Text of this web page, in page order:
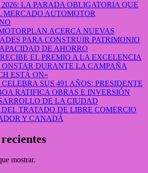
LA PARADA OBLIGATORIA QUE
MERCADO AUTOMOTOR
ACERCA NUEVAS
PARA CONSTRUIR PATRIMONIO
DE AHORRO
EL PREMIO A LA EXCELENCIA
DURANTE LA CAMPAÑA
ESTÁ ON»
SUS 491 AÑOS: PRESIDENTE
RATIFICA OBRAS E INVERSIÓN
DE LA CIUDAD
TRATADO DE LIBRE COMERCIO
Y CANADÁ
mostrar.